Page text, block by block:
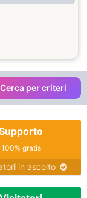
Cerca per criteri
100% gratis
in ascolto